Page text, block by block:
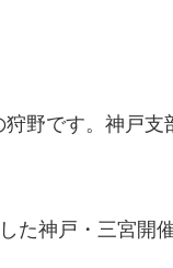
野です。神戸
神戸・三宮開